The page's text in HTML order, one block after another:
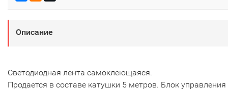
Описание
Светодиодная лента самоклеющаяся.
Продается в составе катушки 5 метров. Блок